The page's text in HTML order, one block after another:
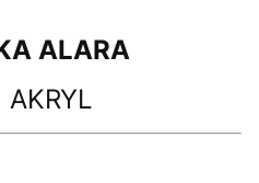
ALARA
AKRYL